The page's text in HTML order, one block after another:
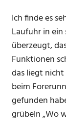
Ich finde es
Laufuhr in
überzeugt,
Funktionen
das liegt
beim
gefunden
grübeln Wo